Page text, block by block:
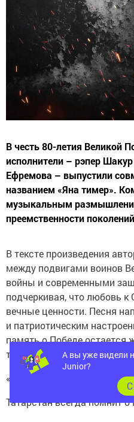
В честь 80-летия Великой
исполнители – рэпер
Ефремова – выпустили
названием «Яна тимер».
музыкальным
преемственности
В тексте произведения
между подвигами воинов
войны и современными
подчеркивая, что любовь
вечные ценности. Песня
и патриотическим
память о Победе остается
татарстанцев.
«Жизнь продолжается, река
Татарстан всегда помнит
А вы уже видели
Junior?